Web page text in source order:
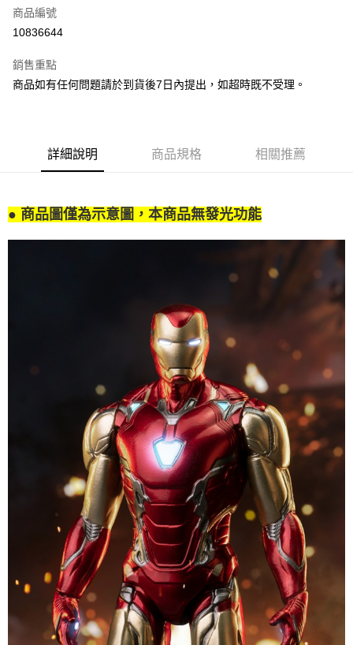
LINE Pay
悠遊付
大哥付你分期
【大哥付你分期使用說明】
1.本服務由台灣大哥大提供，台灣大哥大用戶可立即使用無須另外申請。
流程，驗證手機門號後，選擇欲分期的期數、繳款截止日，確認付款後即完
3.實際核准額度、可分期數及費用金額請依後續交易確認頁面所載為準。
消。如遇「轉專審核」未通過狀況，表示未達大哥付你分期系統評分，恕無
1.分期款項不併入電信帳單，「大哥付你分期」於每月結算日後寄送繳費提
2.透過簡訊連結打開帳單後，可選擇「超商條碼／台灣大直營門市／銀行轉
帳／街口支付／iPASS MONEY」等通路繳費。
1.本服務係由「台灣大哥大股份有限公司」（以下簡稱本公司）所提供，讓
用戶於交易時，得透過本服務購買商品或服務，並由商店將買賣／分期付款
買賣價金債權讓與本公司後，依約使用本公司帳單繳交帳款。
2.基於同意付款使用「大哥付你分期」之契約關係目的，商店將以您的個人
資料（包含姓名、電話或地址）提供予台灣大哥大進項蒐集、處理及利用，
由本公司與您本人進行分期帳單所需資料之確認、核對及更正。
3.完整用戶服務條款，請詳閱以下連結：
https://oppay.tw/userRule
AFTEE先享後付
AFTEE先享後付是「在收到商品之後才付款」的支付方式。 讓您購物簡單
２．便利：只要手機號碼，簡訊認證，即可結帳。
３．安心：先確認商品／服務後，再付款。
【「AFTEE先享後付」結帳流程】
１．於結帳方式選擇「AFTEE先享後付」後，將跳轉至「AFTEE先享後付」
結帳頁面，進行簡訊認證並確認金額後，即可完成結帳。
２．訂單成立數日內，您將收到繳費通知簡訊。
３．收到繳費通知簡訊後14天內，點擊此簡訊中的連結，可透過四大超商／
ATM／網路銀行／等多元方式進行付款，方視為交易完成。
※ 請注意：結帳手續完成當下不需立刻繳費，但若您需要取消訂單，請聯絡
購買商品的店家。未經商家同意取消之訂單仍視為有效，需透過AFTEE先享
後付繳納相關費用。
※ 交易是否成功請以「AFTEE先享後付 」之結帳頁面顯示為準，若有關於
是否繳費成功／繳費後需取消欲退款等相關疑問，請聯繫「AFTEE先享後付
客戶支援中心」https://netprotections.freshdesk.com/support/home
【注意事項】
１．透過由恩沛科技股份有限公司提供之「AFTEE先享後付」服務完成之交
易，需依本服務之必要範圍內提供個人資料，並將交易相關給付款項請求債
權轉讓予恩沛科技股份有限公司。
２．關於個人資料處理事宜，請瀏覽以下網址：
https://aftee.tw/terms/#terms3
３．未成年的使用者請事先徵得法定代理人或監護人之同意方可使用
「AFTEE先享後付」，若未經同意申辦者引起之損失，本公司不負相關責
每筆NT$100，滿NT$1,200(含以上)免運費
每筆NT$100，滿NT$1,200(含以上)免運費
付款後7-11取貨
每筆NT$100，滿NT$1,200(含以上)免運費
每筆NT$120，滿NT$1,200(含以上)免運費
宅配-離島
每筆NT$300
商品編號
10836644
銷售重點
商品如有任何問題請於到貨後7日內提出，如超時既不受理。
詳細說明 商品規格 相關推薦
● 商品圖僅為示意圖，本商品無發光功能